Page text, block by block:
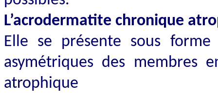
L’acrodermatite chronique
Elle se présente sous
asymétriques des membres
atrophique